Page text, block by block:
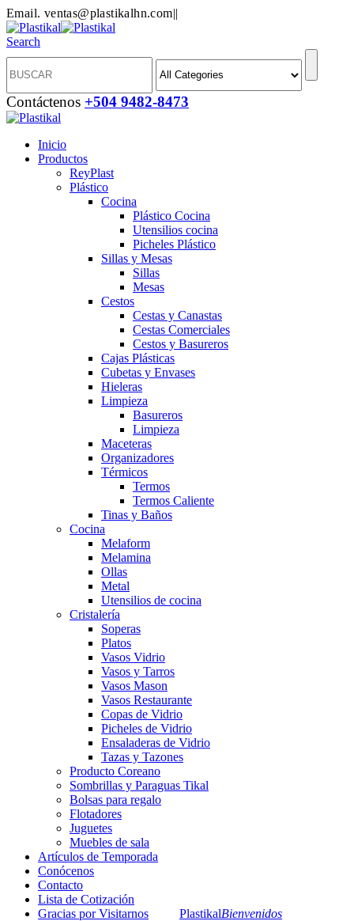
Email. ventas@plastikalhn.com||
Search
Contáctenos +504 9482-8473
Inicio
Productos
ReyPlast
Plástico
Cocina
Plástico Cocina
Utensilios cocina
Picheles Plástico
Sillas y Mesas
Sillas
Mesas
Cestos
Cestas y Canastas
Cestas Comerciales
Cestos y Basureros
Cajas Plásticas
Cubetas y Envases
Hieleras
Limpieza
Basureros
Limpieza
Maceteras
Organizadores
Térmicos
Termos
Termos Caliente
Tinas y Baños
Cocina
Melaform
Melamina
Ollas
Metal
Utensilios de cocina
Cristalería
Soperas
Platos
Vasos Vidrio
Vasos y Tarros
Vasos Mason
Vasos Restaurante
Copas de Vidrio
Picheles de Vidrio
Ensaladeras de Vidrio
Tazas y Tazones
Producto Coreano
Sombrillas y Paraguas Tikal
Bolsas para regalo
Flotadores
Juguetes
Muebles de sala
Artículos de Temporada
Conócenos
Contacto
Lista de Cotización
Gracias por Visitarnos
PlastikalBienvenidos